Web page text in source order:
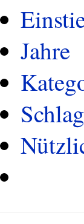
Jahre